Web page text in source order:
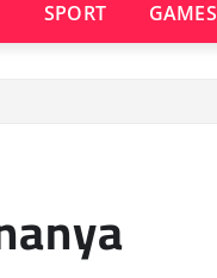
SPORT GAMES